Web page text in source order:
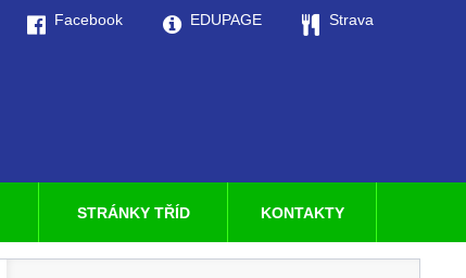
Facebook EDUPAGE Strava
STRÁNKY TŘÍD KONTAKTY